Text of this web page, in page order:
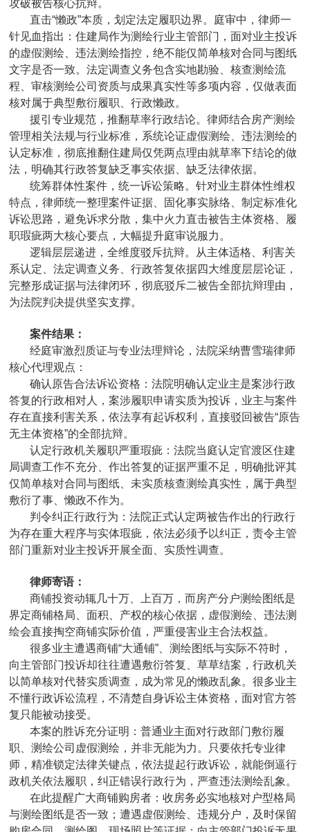
攻破被告核心抗辩。
直击“懒政”本质，划定法定履职边界。庭审中，律师一
针见血指出：住建局作为测绘行业主管部门，面对业主投诉
的虚假测绘、违法测绘指控，绝不能仅简单核对合同与图纸
文字是否一致。法定调查义务包含实地勘验、核查测绘流
程、审核测绘公司资质与成果真实性等多项内容，仅做表面
核对属于典型敷衍履职、行政懒政。
援引专业规范，推翻草率行政结论。律师结合房产测绘
管理相关法规与行业标准，系统论证虚假测绘、违法测绘的
认定标准，彻底推翻住建局仅凭两点理由就草率下结论的做
法，明确其行政答复缺乏事实依据、缺乏法律依据。
统筹群体性案件，统一诉讼策略。针对业主群体性维权
特点，律师统一整理案件证据、固化事实脉络、制定标准化
诉讼思路，避免诉求分散，集中火力直击被告主体资格、履
职瑕疵两大核心要点，大幅提升庭审说服力。
逻辑层层递进，全维度驳斥抗辩。从主体适格、利害关
系认定、法定调查义务、行政答复依据四大维度层层论证，
完整形成证据与法律闭环，彻底驳斥二被告全部抗辩理由，
为法院判决提供坚实支撑。
案件结果：
经庭审激烈质证与专业法理辩论，法院采纳曹雪瑞律师
核心代理观点：
确认原告合法诉讼资格：法院明确认定业主是案涉行政
答复的行政相对人，案涉履职申请实质为投诉，业主与案件
存在直接利害关系，依法享有起诉权利，直接驳回被告“原告
无主体资格”的全部抗辩。
认定行政机关履职严重瑕疵：法院当庭认定官渡区住建
局调查工作不充分、作出答复的证据严重不足，明确批评其
仅简单核对合同与图纸、未实质核查测绘真实性，属于典型
敷衍了事、懒政不作为。
判令纠正行政行为：法院正式认定两被告作出的行政行
为存在重大程序与实体瑕疵，依法必须予以纠正，责令主管
部门重新对业主投诉开展全面、实质性调查。
律师寄语：
商铺投资动辄几十万、上百万，而房产分户测绘图纸是
界定商铺格局、面积、产权的核心依据，虚假测绘、违法测
绘会直接掏空商铺实际价值，严重侵害业主合法权益。
很多业主遭遇商铺“大通铺”、测绘图纸与实际不符时，
向主管部门投诉却往往遭遇敷衍答复、草草结案，行政机关
以简单核对代替实质调查，成为常见的懒政乱象。很多业主
不懂行政诉讼流程，不清楚自身诉讼主体资格，面对官方答
复只能被动接受。
本案的胜诉充分证明：普通业主面对行政部门敷衍履
职、测绘公司虚假测绘，并非无能为力。只要依托专业律
师，精准锁定法律关键点，依法提起行政诉讼，就能倒逼行
政机关依法履职，纠正错误行政行为，严查违法测绘乱象。
在此提醒广大商铺购房者：收房务必实地核对户型格局
与测绘图纸是否一致；遭遇虚假测绘、违规分户，及时保留